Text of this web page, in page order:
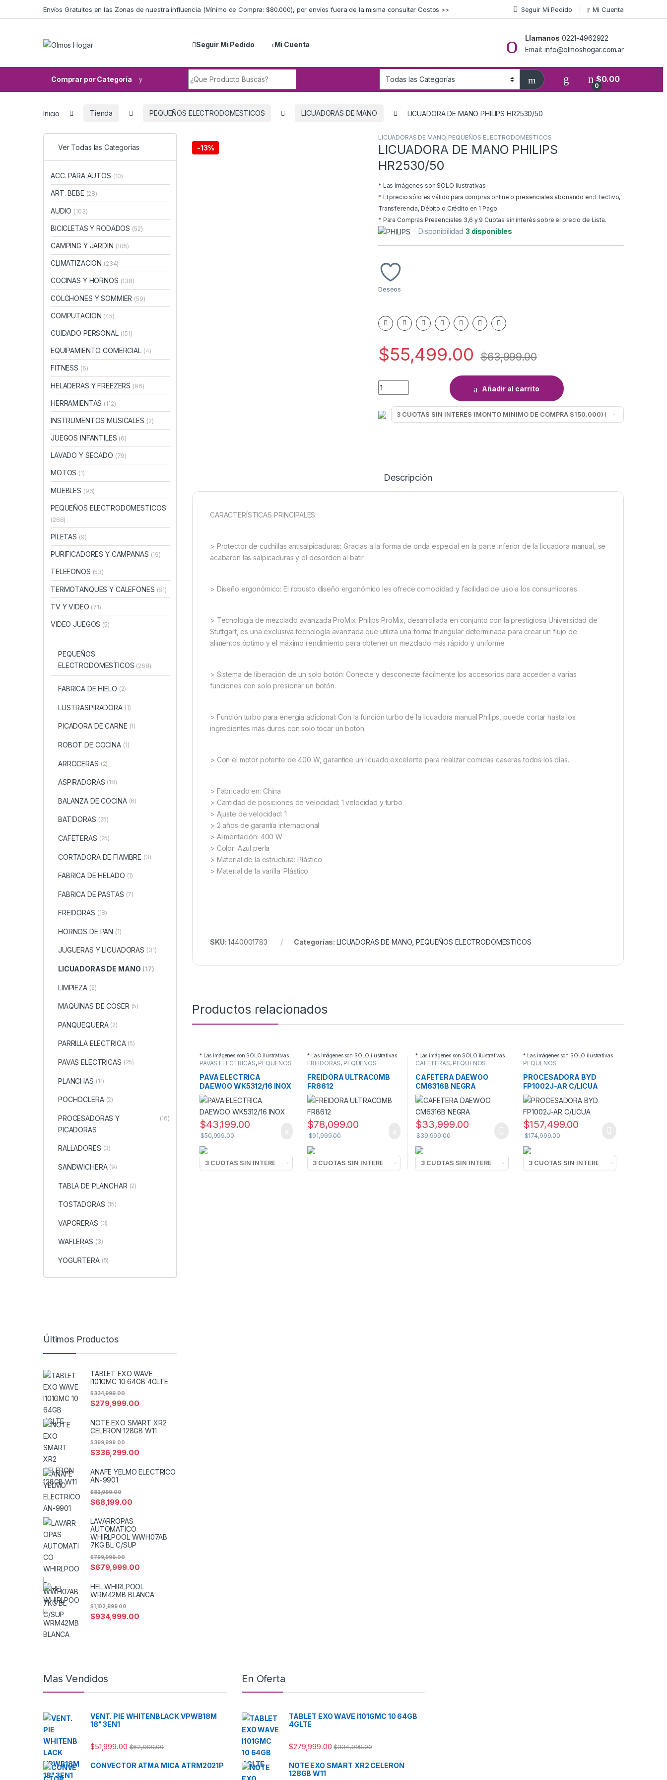
Skip to navigationEnvíos Gratuitos en las Zonas de nuestra influencia (Mínimo de Compra: $80.000), por envíos fuera de la misma consultar Costos >> Seguir Mi Pedido Mi Cuenta
Seguir Mi Pedido Mi Cuenta
Llamanos 0221-4962922
Email: info@olmoshogar.com.ar
Comprar por Categoría
0
$0.00
Inicio Tienda PEQUEÑOS ELECTRODOMESTICOS LICUADORAS DE MANO LICUADORA DE MANO PHILIPS HR2530/50
-13%
LICUADORAS DE MANO, PEQUEÑOS ELECTRODOMESTICOS
LICUADORA DE MANO PHILIPS
HR2530/50
* Las imágenes son SOLO ilustrativas
* El precio sólo es válido para compras online o presenciales abonando en: Efectivo,
Transferencia, Débito o Crédito en 1 Pago.
* Para Compras Presenciales 3,6 y 9 Cuotas sin interés sobre el precio de Lista.
Disponibilidad 3 disponibles
Deseos
$55,499.00 $63,999.00
LICUADORA DE MANO PHILIPS HR2530/50 quantity
Añadir al carrito
Descripción
CARACTERÍSTICAS PRINCIPALES:
> Protector de cuchillas antisalpicaduras: Gracias a la forma de onda especial en la parte inferior de la licuadora manual, se
acabaron las salpicaduras y el desorden al batir
> Diseño ergonómico: El robusto diseño ergonómico les ofrece comodidad y facilidad de uso a los consumidores
> Tecnología de mezclado avanzada ProMix: Philips ProMix, desarrollada en conjunto con la prestigiosa Universidad de
Stuttgart, es una exclusiva tecnología avanzada que utiliza una forma triangular determinada para crear un flujo de
alimentos óptimo y el máximo rendimiento para obtener un mezclado más rápido y uniforme
> Sistema de liberación de un solo botón: Conecte y desconecte fácilmente los accesorios para acceder a varias
funciones con solo presionar un botón.
> Función turbo para energía adicional: Con la función turbo de la licuadora manual Philips, puede cortar hasta los
ingredientes más duros con solo tocar un botón
> Con el motor potente de 400 W, garantice un licuado excelente para realizar comidas caseras todos los días.
> Fabricado en: China
> Cantidad de posiciones de velocidad: 1 velocidad y turbo
> Ajuste de velocidad: 1
> 2 años de garantía internacional
> Alimentación: 400 W
> Color: Azul perla
> Material de la estructura: Plástico
> Material de la varilla: Plástico
SKU:1440001783 Categorías: LICUADORAS DE MANO ,PEQUEÑOS ELECTRODOMESTICOS
Productos relacionados
* Las imágenes son SOLO ilustrativas
PAVAS ELECTRICAS, PEQUEÑOS
PAVA ELECTRICA
DAEWOO WK5312/16 INOX
$43,199.00
$50,999.00
* Las imágenes son SOLO ilustrativas
FREIDORAS, PEQUEÑOS
FREIDORA ULTRACOMB
FR8612
$78,099.00
$91,999.00
* Las imágenes son SOLO ilustrativas
CAFETERAS, PEQUEÑOS
CAFETERA DAEWOO
CM6316B NEGRA
$33,999.00
$39,999.00
* Las imágenes son SOLO ilustrativas
PEQUEÑOS
PROCESADORAS Y PICADORAS
PROCESADORA BYD
FP1002J-AR C/LICUA
$157,499.00
$174,999.00
Ver Todas las Categorías
ACC. PARA AUTOS (10)
ART. BEBE (28)
AUDIO (103)
BICICLETAS Y RODADOS (52)
CAMPING Y JARDIN (105)
CLIMATIZACION (234)
COCINAS Y HORNOS (138)
COLCHONES Y SOMMIER (59)
COMPUTACION (45)
CUIDADO PERSONAL (151)
EQUIPAMIENTO COMERCIAL (4)
FITNESS (6)
HELADERAS Y FREEZERS (96)
HERRAMIENTAS (112)
INSTRUMENTOS MUSICALES (2)
JUEGOS INFANTILES (6)
LAVADO Y SECADO (79)
MOTOS (1)
MUEBLES (96)
PEQUEÑOS ELECTRODOMESTICOS
(268)
PILETAS (9)
PURIFICADORES Y CAMPANAS (19)
TELEFONOS (53)
TERMOTANQUES Y CALEFONES (61)
TV Y VIDEO (71)
VIDEO JUEGOS (5)
PEQUEÑOS
ELECTRODOMESTICOS (268)
FABRICA DE HIELO (2)
LUSTRASPIRADORA (1)
PICADORA DE CARNE (1)
ROBOT DE COCINA (1)
ARROCERAS (2)
ASPIRADORAS (18)
BALANZA DE COCINA (6)
BATIDORAS (25)
CAFETERAS (25)
CORTADORA DE FIAMBRE (3)
FABRICA DE HELADO (1)
FABRICA DE PASTAS (7)
FREIDORAS (18)
HORNOS DE PAN (1)
JUGUERAS Y LICUADORAS (31)
LICUADORAS DE MANO (17)
LIMPIEZA (2)
MAQUINAS DE COSER (5)
PANQUEQUERA (2)
PARRILLA ELECTRICA (5)
PAVAS ELECTRICAS (25)
PLANCHAS (11)
POCHOCLERA (2)
PROCESADORAS Y
PICADORAS
(16)
RALLADORES (3)
SANDWICHERA (9)
TABLA DE PLANCHAR (2)
TOSTADORAS (15)
VAPORERAS (3)
WAFLERAS (3)
YOGURTERA (5)
Últimos Productos
TABLET EXO WAVE
I101GMC 10 64GB 4GLTE
$279,999.00
$334,999.00
NOTE EXO SMART XR2
CELERON 128GB W11
$336,299.00
$399,999.00
ANAFE YELMO ELECTRICO
AN-9901
$68,199.00
$82,999.00
LAVARROPAS
AUTOMATICO
WHIRLPOOL WWH07AB
7KG BL C/SUP
$679,999.00
$799,999.00
HEL WHIRLPOOL
WRM42MB BLANCA
$934,999.00
$1,102,999.00
Mas Vendidos
VENT. PIE WHITENBLACK VPWB18M
18" 3EN1
$51,999.00 $62,999.00
CONVECTOR ATMA MICA ATRM2021P
En Oferta
TABLET EXO WAVE I101GMC 10 64GB
4GLTE
$279,999.00 $334,999.00
NOTE EXO SMART XR2 CELERON
128GB W11